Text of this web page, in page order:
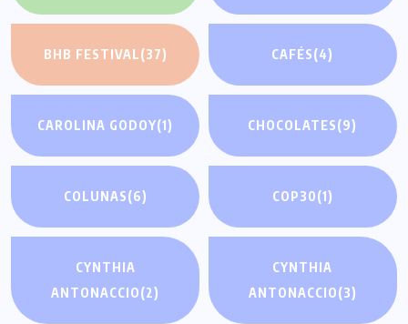
BHB FESTIVAL(37) CAFÉS(4)
CAROLINA GODOY(1) CHOCOLATES(9)
COLUNAS(6) COP30(1)
CYNTHIA
ANTONACCIO(2)
CYNTHIA
ANTONACCIO(3)